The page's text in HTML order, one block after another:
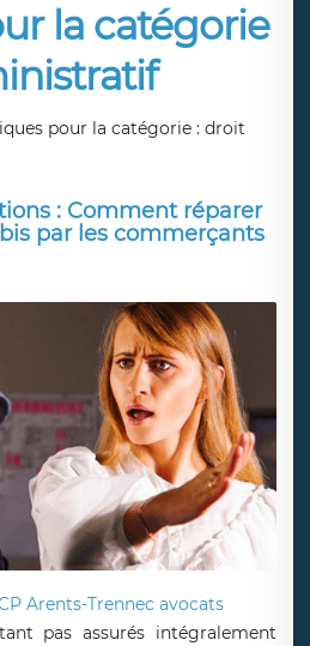
la catégorie
pour la catégorie : droit
: Comment réparer
par les commerçants
Arents-Trennec avocats
pas assurés intégralement